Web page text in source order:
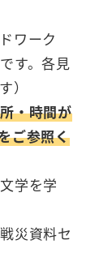
ワーク
す。各見
）
・時間が
ご参照く
を学
資料セ